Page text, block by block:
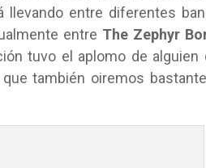
entre diferentes
entre The Zephyr
tuvo el aplomo de alguien
también oiremos